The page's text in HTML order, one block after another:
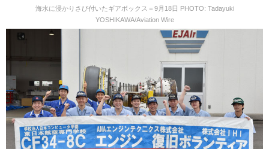
海水に浸かりさび付いたギアボックス＝9月18日 PHOTO: Tadayuki
YOSHIKAWA/Aviation Wire